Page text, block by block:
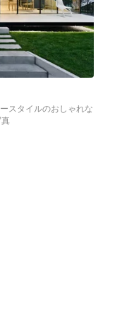
スタイルのおしゃれな